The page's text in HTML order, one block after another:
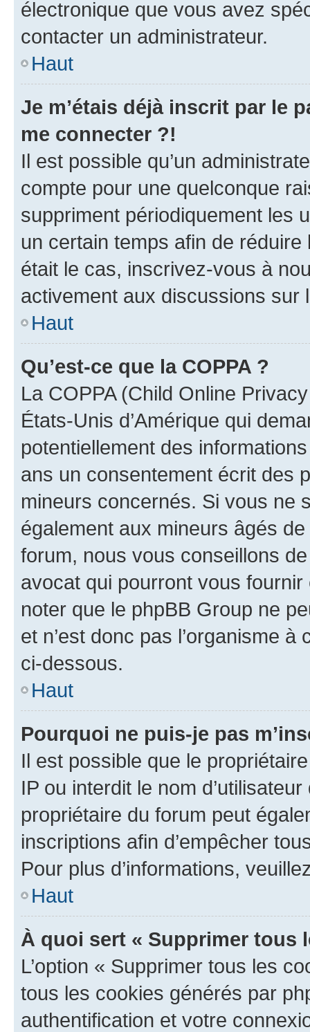
électronique que vous avez
contacter un administrateur.
Haut
Je m’étais déjà inscrit par le
me connecter ?!
Il est possible qu’un
compte pour une quelconque
suppriment périodiquement les
un certain temps afin de
était le cas, inscrivez-vous à
activement aux discussions sur
Haut
Qu’est-ce que la COPPA ?
La COPPA (Child Online
États-Unis d’Amérique qui
potentiellement des
ans un consentement écrit des
mineurs concernés. Si vous ne
également aux mineurs âgés
forum, nous vous conseillons
avocat qui pourront vous
noter que le phpBB Group ne
et n’est donc pas l’organisme
ci-dessous.
Haut
Pourquoi ne puis-je pas
Il est possible que le
IP ou interdit le nom
propriétaire du forum peut
inscriptions afin d’empêcher
Pour plus d’informations,
Haut
À quoi sert « Supprimer tous
L’option « Supprimer tous les
tous les cookies générés par
authentification et votre